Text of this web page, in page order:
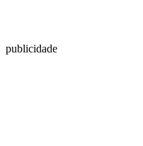
publicidade